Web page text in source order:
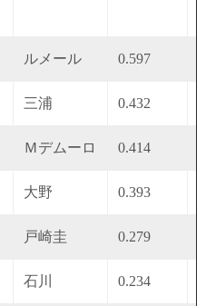
ルメール 0.597
三浦 0.432
Ｍデムーロ 0.414
大野 0.393
戸崎圭 0.279
石川 0.234